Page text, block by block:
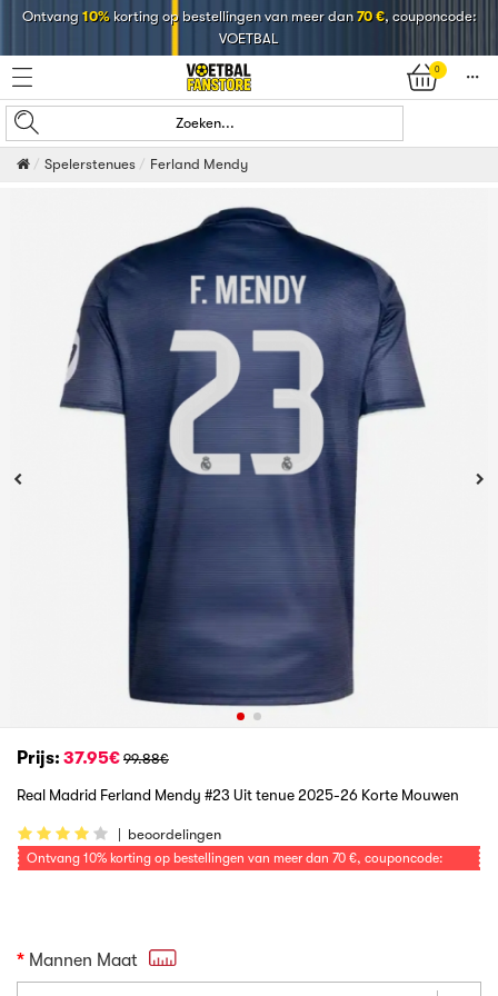
Ontvang 10%korting op bestellingen van meer dan70 €, couponcode:
VOETBAL
0
󰄒
Zoeken...
Spelerstenues Ferland Mendy
Prijs: 37.95€ 99.88€
Real Madrid Ferland Mendy #23 Uit tenue 2025-26 Korte Mouwen
| beoordelingen
Ontvang 10% korting op bestellingen van meer dan 70 €, couponcode:
Mannen Maat